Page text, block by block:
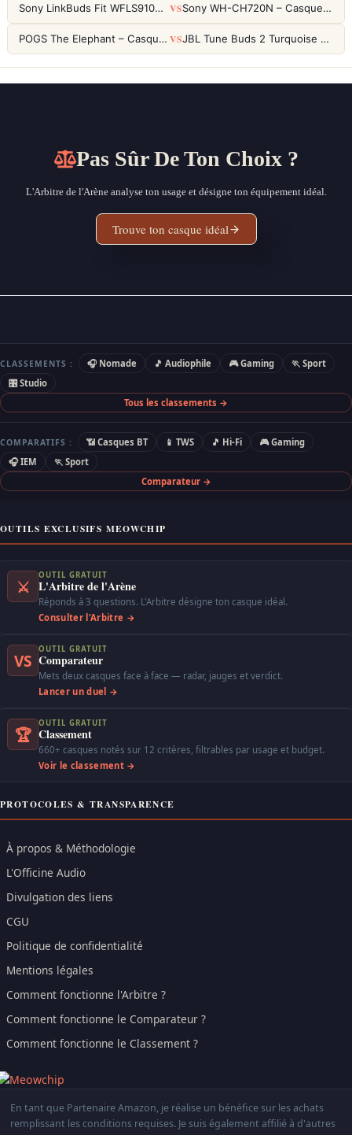
Sony LinkBuds Fit WFLS910NW Blanc – Écouteurs Sport Ailes ANC VS Sony WH-CH720N – Casque ANC 35h, Ultra-léger (192g) avec Processeur V1
POGS The Elephant – Casque Filaire Enfants 85dB POGS-Safe™ (Éco-Responsable) VS JBL Tune Buds 2 Turquoise – Écouteurs True Wireless avec ANC et autonomie 48h
Pas Sûr De Ton Choix ?
L'Arbitre de l'Arène analyse ton usage et désigne ton équipement idéal.
Trouve ton casque idéal
CLASSEMENTS : 🎧 Nomade 🎵 Audiophile 🎮 Gaming
🏃 Sport
🎛 Studio
Tous les classements →
COMPARATIFS : 📶 Casques BT 📱 TWS 🎵 Hi-Fi
🎮 Gaming
🎧 IEM
🏃 Sport
Comparateur →
OUTILS EXCLUSIFS MEOWCHIP
⚔
OUTIL GRATUIT
L'Arbitre de l'Arène
Réponds à 3 questions. L'Arbitre désigne ton casque idéal.
Consulter l'Arbitre →
VS
OUTIL GRATUIT
Comparateur
Mets deux casques face à face — radar, jauges et verdict.
Lancer un duel →
🏆
OUTIL GRATUIT
Classement
660+ casques notés sur 12 critères, filtrables par usage et budget.
Voir le classement →
PROTOCOLES & TRANSPARENCE
À propos & Méthodologie
L'Officine Audio
Divulgation des liens
CGU
Politique de confidentialité
Mentions légales
Comment fonctionne l'Arbitre ?
Comment fonctionne le Comparateur ?
Comment fonctionne le Classement ?
En tant que Partenaire Amazon, je réalise un bénéfice sur les achats
remplissant les conditions requises. Je suis également affilié à d'autres